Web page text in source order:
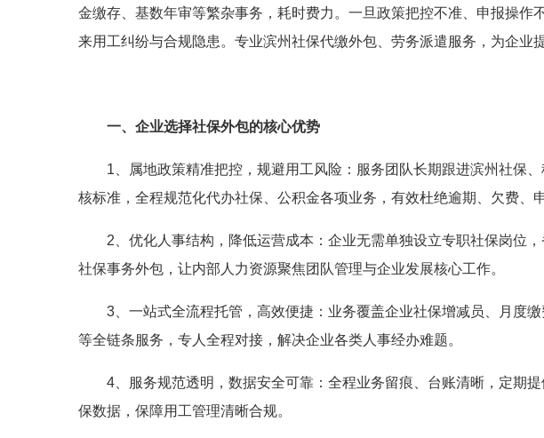
金缴存、基数年审等繁杂事务，耗时费力。一旦政策把控不准、申报操作
来用工纠纷与合规隐患。专业滨州社保代缴外包、劳务派遣服务，为企业
一、企业选择社保外包的核心优势
1、属地政策精准把控，规避用工风险：服务团队长期跟进滨州社保
核标准，全程规范化代办社保、公积金各项业务，有效杜绝逾期、欠费、
2、优化人事结构，降低运营成本：企业无需单独设立专职社保岗位
社保事务外包，让内部人力资源聚焦团队管理与企业发展核心工作。
3、一站式全流程托管，高效便捷：业务覆盖企业社保增减员、月度
等全链条服务，专人全程对接，解决企业各类人事经办难题。
4、服务规范透明，数据安全可靠：全程业务留痕、台账清晰，定期
保数据，保障用工管理清晰合规。